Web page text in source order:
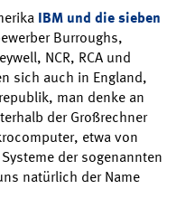
IBM und die sieben
Burroughs,
NCR, RCA und
sich auch in England,
man denke an
der Großrechner
etwa von
der sogenannten
natürlich der Name